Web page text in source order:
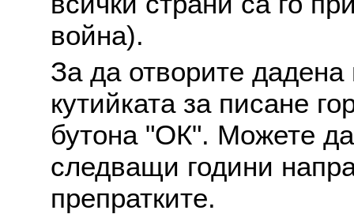
война).
За да отворите
кутийката за писане
бутона "ОК". Можете
следващи години
препратките.